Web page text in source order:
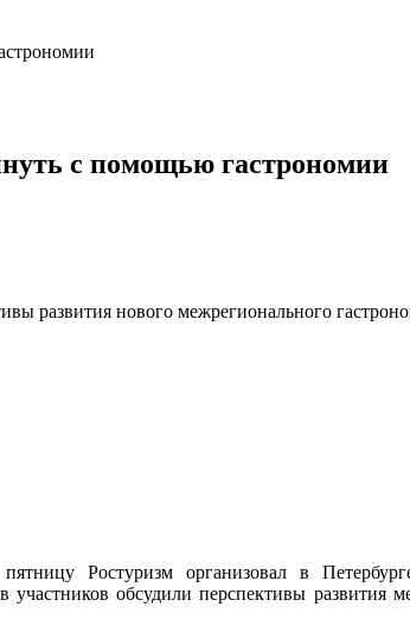
с помощью гастрономии
развития нового межрегионального
Ростуризм организовал в
участников обсудили перспективы